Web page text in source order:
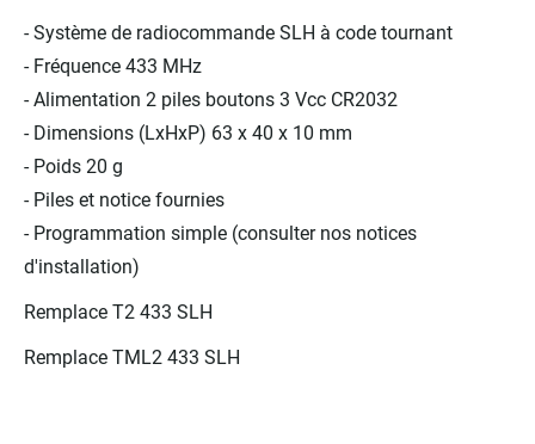
- Système de radiocommande SLH à code tournant
- Fréquence 433 MHz
- Alimentation 2 piles boutons 3 Vcc CR2032
- Dimensions (LxHxP) 63 x 40 x 10 mm
- Poids 20 g
- Piles et notice fournies
- Programmation simple (consulter nos notices
d'installation)
Remplace T2 433 SLH
Remplace TML2 433 SLH